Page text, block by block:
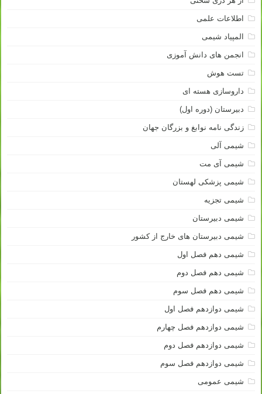
اطلاعات علمی
المپیاد شیمی
انجمن های دانش آموزی
تست هوش
داروسازی هسته ای
دبیرستان (دوره اول)
زندگی نامه نوابغ و بزرگان جهان
شیمی آلی
شیمی آی مت
شیمی پزشکی لهستان
شیمی تجزیه
شیمی دبیرستان
شیمی دبیرستان های خارج از کشور
شیمی دهم فصل اول
شیمی دهم فصل دوم
شیمی دهم فصل سوم
شیمی دوازدهم فصل اول
شیمی دوازدهم فصل چهارم
شیمی دوازدهم فصل دوم
شیمی دوازدهم فصل سوم
شیمی عمومی